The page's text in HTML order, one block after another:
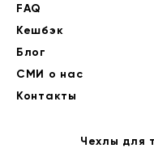
FAQ
Кешбэк
Блог
СМИ о нас
Контакты
Чехлы для